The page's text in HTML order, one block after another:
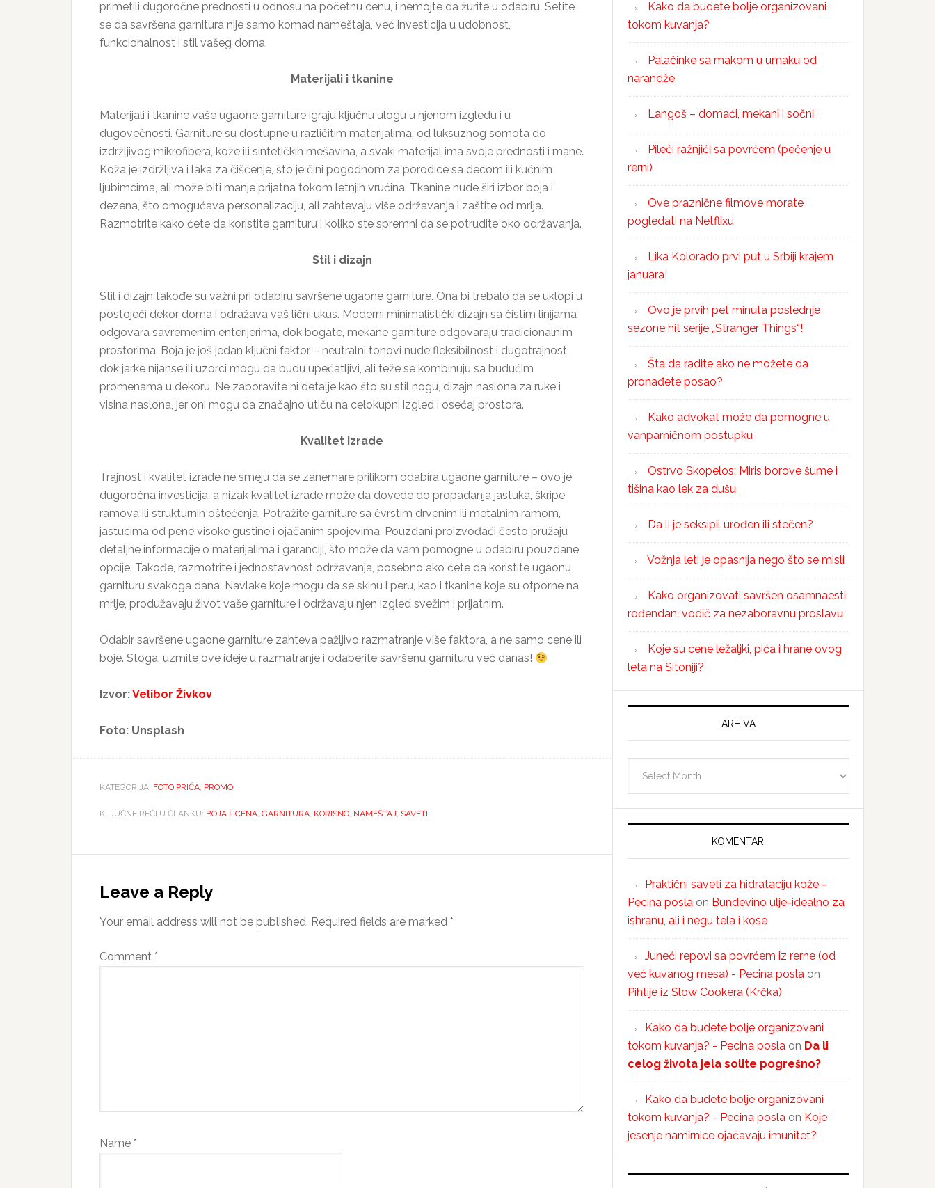
primetili dugoročne prednosti u odnosu na početnu cenu, i nemojte da žurite u odabiru. Setite
se da savršena garnitura nije samo komad nameštaja, već investicija u udobnost,
funkcionalnost i stil vašeg doma.
Materijali i tkanine
Materijali i tkanine vaše ugaone garniture igraju ključnu ulogu u njenom izgledu i u
dugovečnosti. Garniture su dostupne u različitim materijalima, od luksuznog somota do
izdržljivog mikrofibera, kože ili sintetičkih mešavina, a svaki materijal ima svoje prednosti i mane.
Koža je izdržljiva i laka za čišćenje, što je čini pogodnom za porodice sa decom ili kućnim
ljubimcima, ali može biti manje prijatna tokom letnjih vrućina. Tkanine nude širi izbor boja i
dezena, što omogućava personalizaciju, ali zahtevaju više održavanja i zaštite od mrlja.
Razmotrite kako ćete da koristite garnituru i koliko ste spremni da se potrudite oko održavanja.
Stil i dizajn
Stil i dizajn takođe su važni pri odabiru savršene ugaone garniture. Ona bi trebalo da se uklopi u
postojeći dekor doma i odražava vaš lični ukus. Moderni minimalistički dizajn sa čistim linijama
odgovara savremenim enterijerima, dok bogate, mekane garniture odgovaraju tradicionalnim
prostorima. Boja je još jedan ključni faktor – neutralni tonovi nude fleksibilnost i dugotrajnost,
dok jarke nijanse ili uzorci mogu da budu upečatljivi, ali teže se kombinuju sa budućim
promenama u dekoru. Ne zaboravite ni detalje kao što su stil nogu, dizajn naslona za ruke i
visina naslona, jer oni mogu da značajno utiču na celokupni izgled i osećaj prostora.
Kvalitet izrade
Trajnost i kvalitet izrade ne smeju da se zanemare prilikom odabira ugaone garniture – ovo je
dugoročna investicija, a nizak kvalitet izrade može da dovede do propadanja jastuka, škripe
ramova ili strukturnih oštećenja. Potražite garniture sa čvrstim drvenim ili metalnim ramom,
jastucima od pene visoke gustine i ojačanim spojevima. Pouzdani proizvođači često pružaju
detaljne informacije o materijalima i garanciji, što može da vam pomogne u odabiru pouzdane
opcije. Takođe, razmotrite i jednostavnost održavanja, posebno ako ćete da koristite ugaonu
garnituru svakoga dana. Navlake koje mogu da se skinu i peru, kao i tkanine koje su otporne na
mrlje, produžavaju život vaše garniture i održavaju njen izgled svežim i prijatnim.
Odabir savršene ugaone garniture zahteva pažljivo razmatranje više faktora, a ne samo cene ili
boje. Stoga, uzmite ove ideje u razmatranje i odaberite savršenu garnituru već danas!
Izvor:Velibor Živkov
Foto: Unsplash
KATEGORIJA: FOTO PRIĆA, PROMO
KLJUČNE REČI U ČLANKU: BOJA I, CENA, GARNITURA, KORISNO, NAMEŠTAJ, SAVETI
Interactions
Leave a Reply
Your email address will not be published. Required fields are marked *
Comment *
Name *
Kako da budete bolje organizovani
tokom kuvanja?
Palačinke sa makom u umaku od
narandže
Langoš – domaći, mekani i sočni
Pileći ražnjići sa povrćem (pečenje u
rerni)
Ove praznične filmove morate
pogledati na Netflixu
Lika Kolorado prvi put u Srbiji krajem
januara!
Ovo je prvih pet minuta poslednje
sezone hit serije „Stranger Things“!
Šta da radite ako ne možete da
pronađete posao?
Kako advokat može da pomogne u
vanparničnom postupku
Ostrvo Skopelos: Miris borove šume i
tišina kao lek za dušu
Da li je seksipil urođen ili stečen?
Vožnja leti je opasnija nego što se misli
Kako organizovati savršen osamnaesti
rođendan: vodič za nezaboravnu proslavu
Koje su cene ležaljki, pića i hrane ovog
leta na Sitoniji?
ARHIVA
KOMENTARI
Praktični saveti za hidrataciju kože -
Pecina posla on Bundevino ulje-idealno za
ishranu, ali i negu tela i kose
Juneći repovi sa povrćem iz rerne (od
već kuvanog mesa) - Pecina posla on
Pihtije iz Slow Cookera (Krčka)
Kako da budete bolje organizovani
tokom kuvanja? - Pecina posla on Da li
celog života jela solite pogrešno?
Kako da budete bolje organizovani
tokom kuvanja? - Pecina posla on Koje
jesenje namirnice ojačavaju imunitet?